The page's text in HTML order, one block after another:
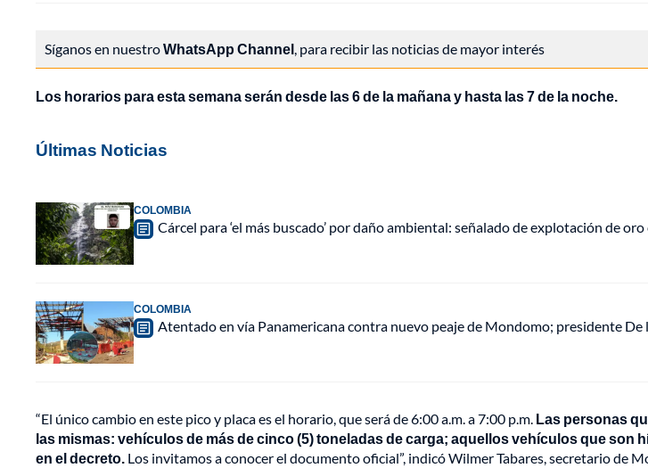
Síganos en nuestroWhatsApp Channel, para recibir las noticias de mayor interés
Los horarios para esta semana serán desde las 6 de la mañana y hasta las 7 de la noche.
Últimas Noticias
COLOMBIA
Cárcel para ‘el más buscado’ por daño ambiental: señalado de explotación de
COLOMBIA
Atentado en vía Panamericana contra nuevo peaje de Mondomo; presidente De
“El único cambio en este pico y placa es el horario, que será de 6:00 a.m. a 7:00 p.m. Las personas
las mismas: vehículos de más de cinco (5) toneladas de carga; aquellos vehículos que son
en el decreto. Los invitamos a conocer el documento oficial”, indicó Wilmer Tabares, secretario de